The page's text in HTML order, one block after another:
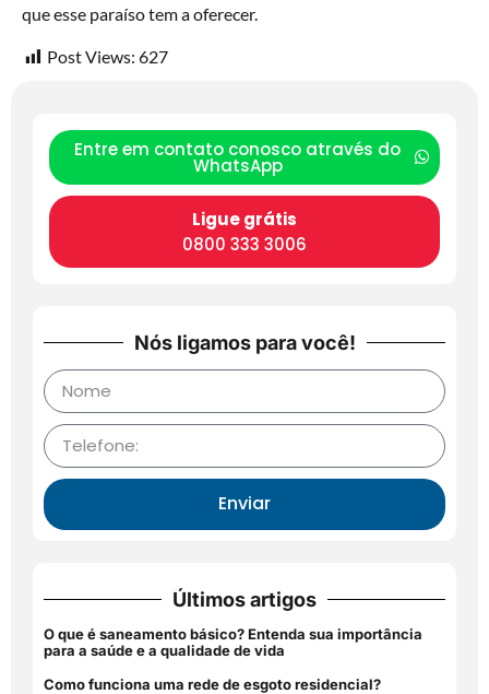
que esse paraíso tem a oferecer.
Post Views: 627
Entre em contato conosco através do
WhatsApp
Ligue grátis
0800 333 3006
Nós ligamos para você!
Enviar
Últimos artigos
O que é saneamento básico? Entenda sua importância
para a saúde e a qualidade de vida
Como funciona uma rede de esgoto residencial?